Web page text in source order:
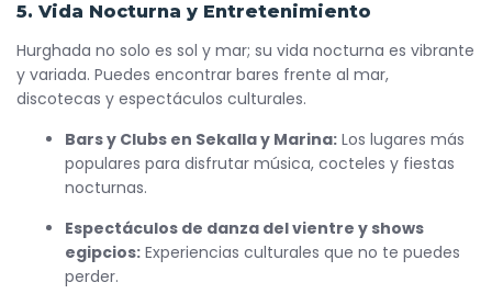
5. Vida Nocturna y Entretenimiento
Hurghada no solo es sol y mar; su vida nocturna es vibrante
y variada. Puedes encontrar bares frente al mar,
discotecas y espectáculos culturales.
Bars y Clubs en Sekalla y Marina: Los lugares más
populares para disfrutar música, cocteles y fiestas
nocturnas.
Espectáculos de danza del vientre y shows
egipcios: Experiencias culturales que no te puedes
perder.